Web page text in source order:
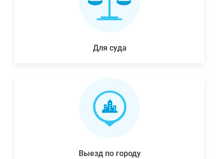
Для суда
Выезд по городу